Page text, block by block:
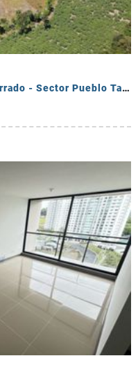
Se Venden Lotes en Conjunto Cerrado - Sector Pueblo Tapado